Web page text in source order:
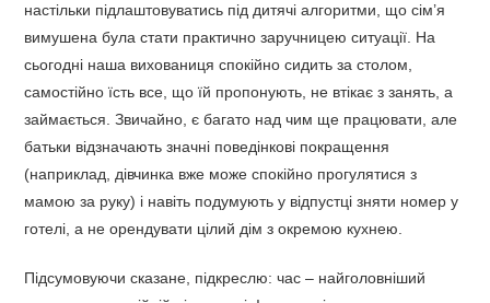
настільки підлаштовуватись під дитячі алгоритми, що сім’я
вимушена була стати практично заручницею ситуації. На
сьогодні наша вихованиця спокійно сидить за столом,
самостійно їсть все, що їй пропонують, не втікає з занять, а
займається. Звичайно, є багато над чим ще працювати, але
батьки відзначають значні поведінкові покращення
(наприклад, дівчинка вже може спокійно прогулятися з
мамою за руку) і навіть подумують у відпустці зняти номер у
готелі, а не орендувати цілий дім з окремою кухнею.
Підсумовуючи сказане, підкреслю: час – найголовніший